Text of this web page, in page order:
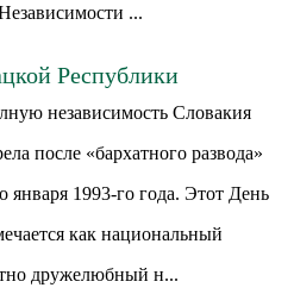
...
Республики
независимость Словакия
после «бархатного развода»
января 1993-го года. Этот День
как национальный
дружелюбный н...